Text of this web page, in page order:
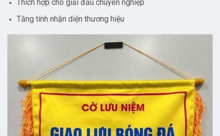
Thích hợp cho giải đấu chuyên nghiệp
Tăng tính nhận diện thương hiệu